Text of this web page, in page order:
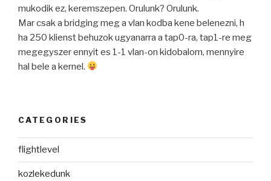
mukodik ez, keremszepen. Orulunk? Orulunk.
Mar csak a bridging meg a vlan kodba kene belenezni, h
ha 250 klienst behuzok ugyanarra a tap0-ra, tap1-re meg
megegyszer ennyit es 1-1 vlan-on kidobalom, mennyire
hal bele a kernel.
CATEGORIES
flightlevel
kozlekedunk